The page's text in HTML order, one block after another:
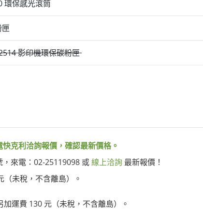
環保感光滾筒
影印機環保碳粉匣
克利洽詢報價，確認最新價格。
來電：02-25119098 或線上洽詢 最新報價！
未稅，不含離島）。
運費 130 元（未稅，不含離島）。